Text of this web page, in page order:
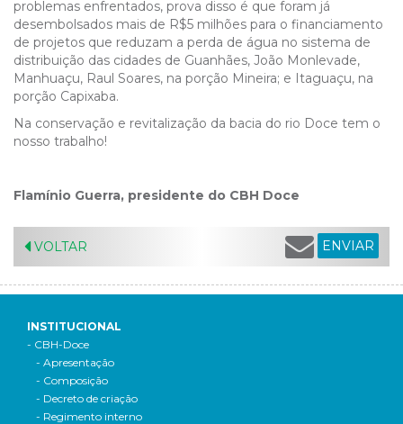
problemas enfrentados, prova disso é que foram já
desembolsados mais de R$5 milhões para o financiamento
de projetos que reduzam a perda de água no sistema de
distribuição das cidades de Guanhães, João Monlevade,
Manhuaçu, Raul Soares, na porção Mineira; e Itaguaçu, na
porção Capixaba.
Na conservação e revitalização da bacia do rio Doce tem o
nosso trabalho!
Flamínio Guerra, presidente do CBH Doce
VOLTAR ENVIAR
INSTITUCIONAL
- CBH-Doce
- Apresentação
- Composição
- Decreto de criação
- Regimento interno